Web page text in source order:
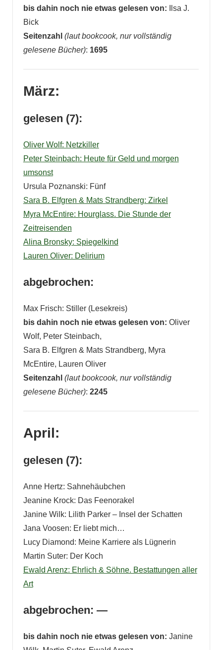
bis dahin noch nie etwas gelesen von: Ilsa J.
Bick
Seitenzahl (laut bookcook, nur vollständig
gelesene Bücher): 1695
März:
gelesen (7):
Oliver Wolf: Netzkiller
Peter Steinbach: Heute für Geld und morgen
umsonst
Ursula Poznanski: Fünf
Sara B. Elfgren & Mats Strandberg: Zirkel
Myra McEntire: Hourglass. Die Stunde der
Zeitreisenden
Alina Bronsky: Spiegelkind
Lauren Oliver: Delirium
abgebrochen:
Max Frisch: Stiller (Lesekreis)
bis dahin noch nie etwas gelesen von: Oliver
Wolf, Peter Steinbach,
Sara B. Elfgren & Mats Strandberg, Myra
McEntire, Lauren Oliver
Seitenzahl (laut bookcook, nur vollständig
gelesene Bücher): 2245
April:
gelesen (7):
Anne Hertz: Sahnehäubchen
Jeanine Krock: Das Feenorakel
Janine Wilk: Lilith Parker – Insel der Schatten
Jana Voosen: Er liebt mich…
Lucy Diamond: Meine Karriere als Lügnerin
Martin Suter: Der Koch
Ewald Arenz: Ehrlich & Söhne. Bestattungen aller
Art
abgebrochen: —
bis dahin noch nie etwas gelesen von: Janine